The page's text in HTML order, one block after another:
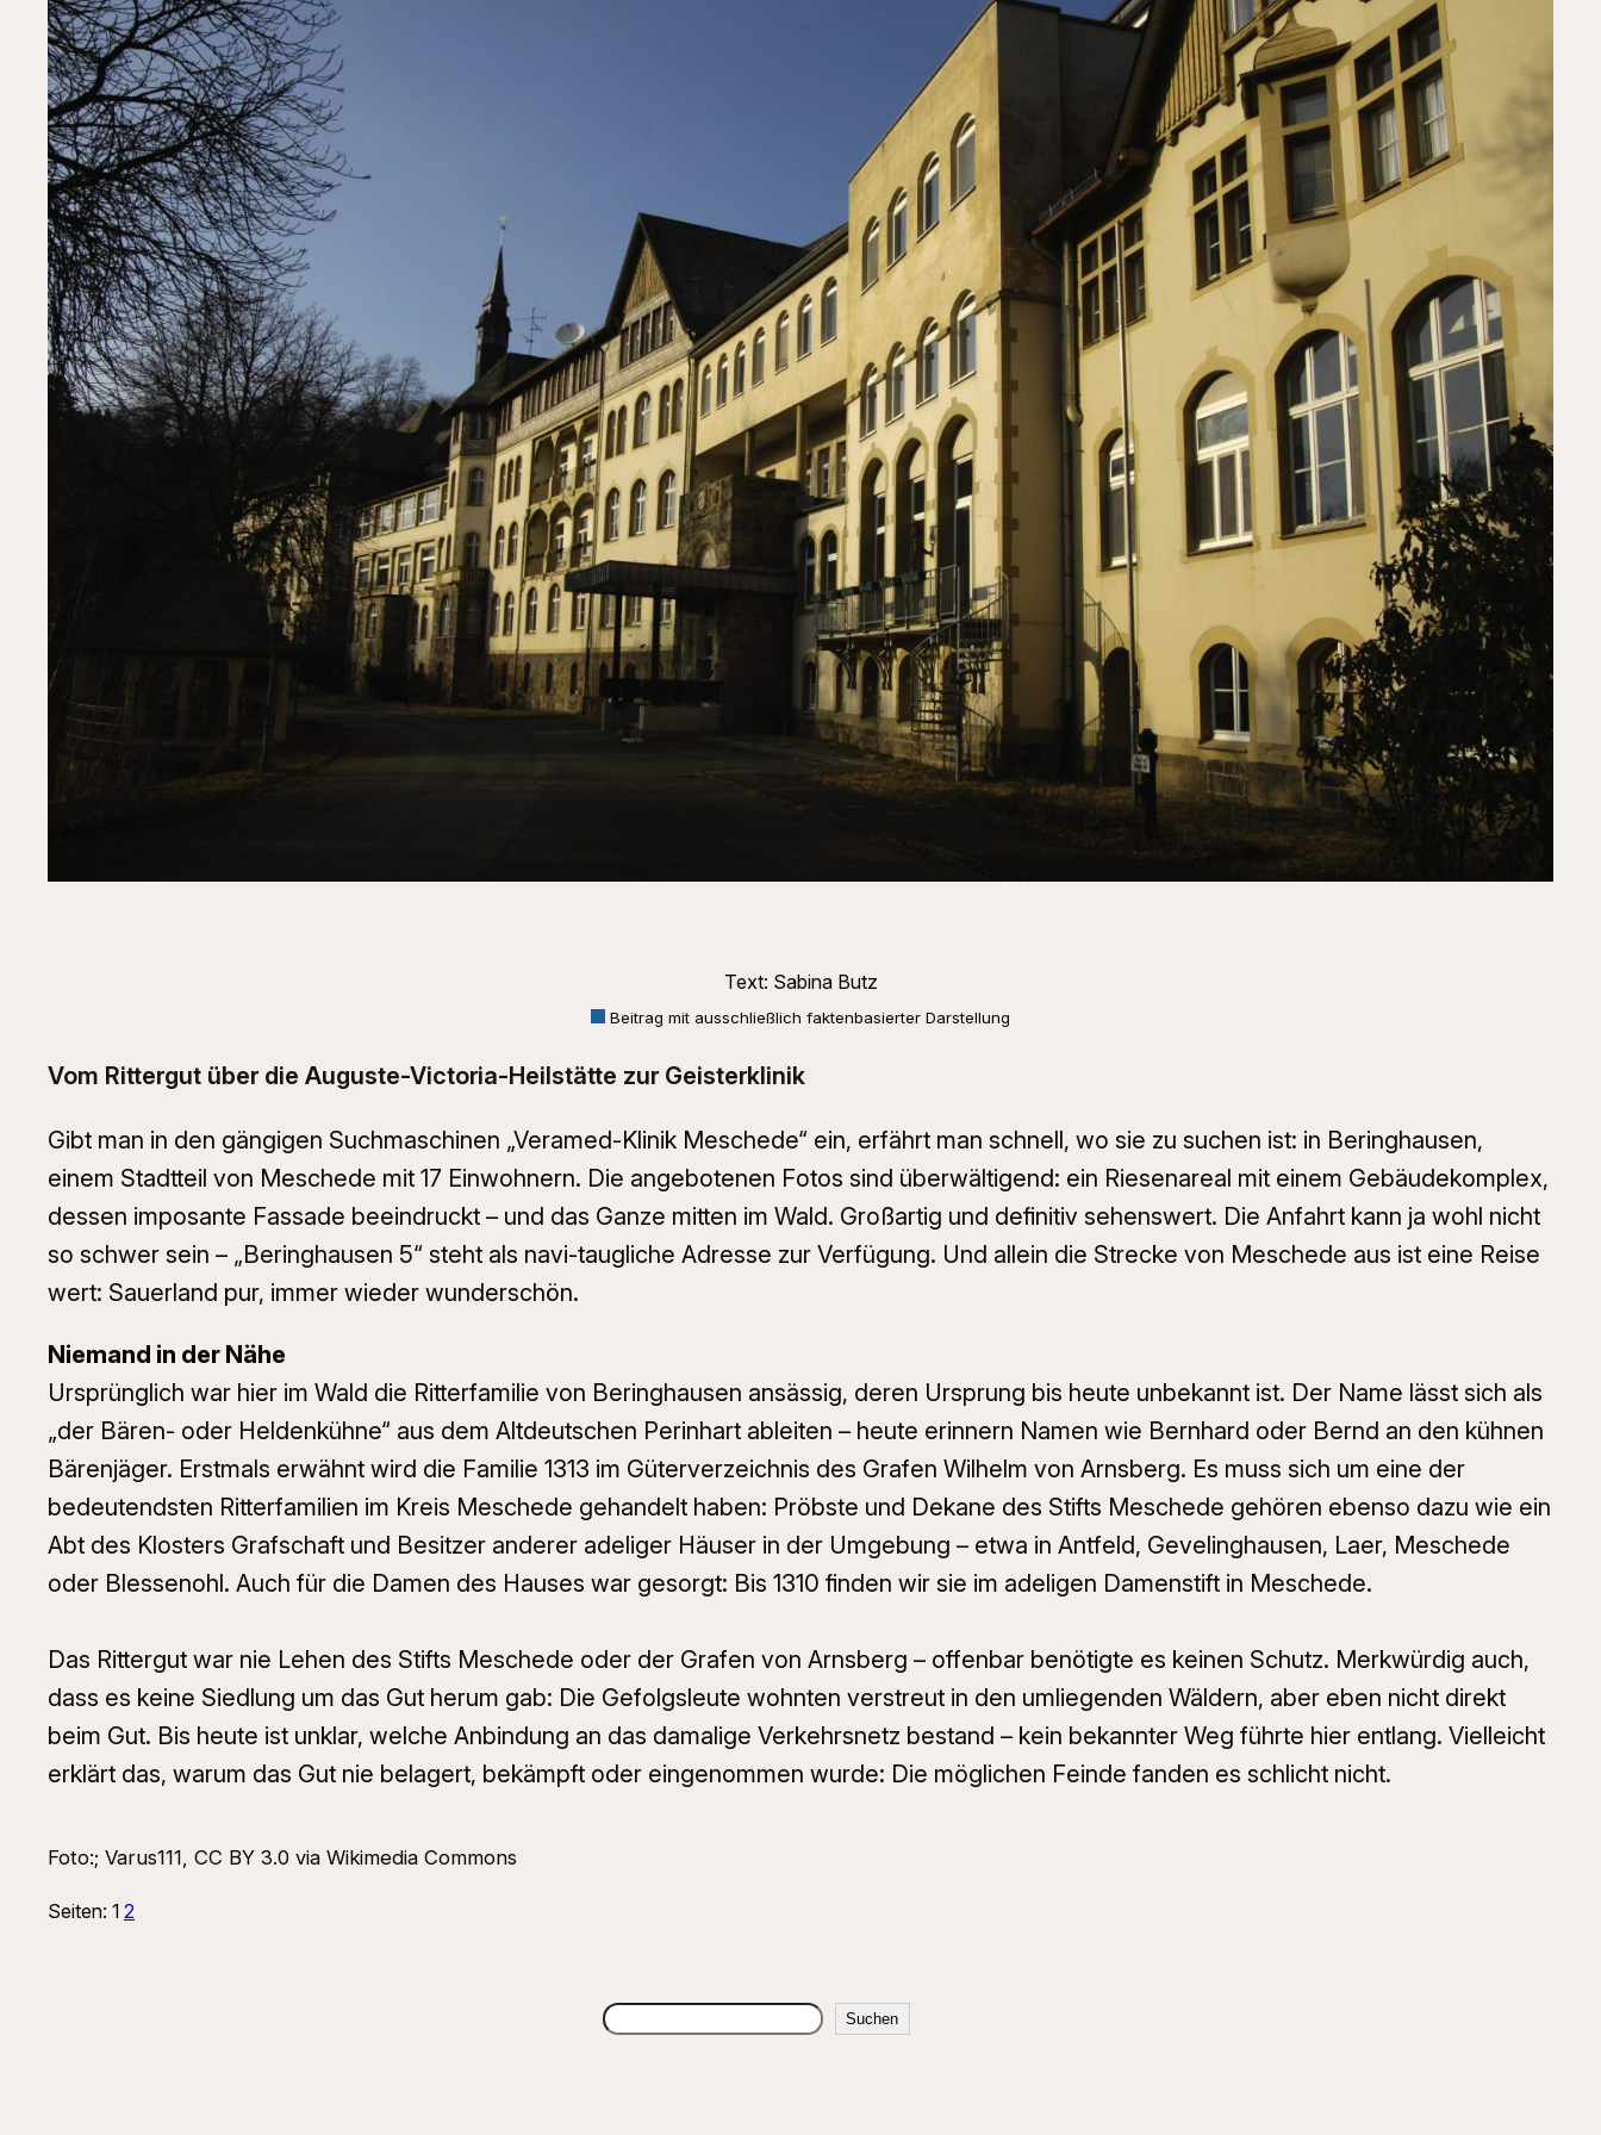
Text: Sabina Butz
Beitrag mit ausschließlich faktenbasierter Darstellung
Vom Rittergut über die Auguste-Victoria-Heilstätte zur Geisterklinik
Gibt man in den gängigen Suchmaschinen „Veramed-Klinik Meschede“ ein, erfährt man schnell, wo sie zu suchen ist: in Beringhausen,
einem Stadtteil von Meschede mit 17 Einwohnern. Die angebotenen Fotos sind überwältigend: ein Riesenareal mit einem Gebäudekomplex,
dessen imposante Fassade beeindruckt – und das Ganze mitten im Wald. Großartig und definitiv sehenswert. Die Anfahrt kann ja wohl nicht
so schwer sein – „Beringhausen 5“ steht als navi-taugliche Adresse zur Verfügung. Und allein die Strecke von Meschede aus ist eine Reise
wert: Sauerland pur, immer wieder wunderschön.
Niemand in der Nähe
Ursprünglich war hier im Wald die Ritterfamilie von Beringhausen ansässig, deren Ursprung bis heute unbekannt ist. Der Name lässt sich als
„der Bären- oder Heldenkühne“ aus dem Altdeutschen Perinhart ableiten – heute erinnern Namen wie Bernhard oder Bernd an den kühnen
Bärenjäger. Erstmals erwähnt wird die Familie 1313 im Güterverzeichnis des Grafen Wilhelm von Arnsberg. Es muss sich um eine der
bedeutendsten Ritterfamilien im Kreis Meschede gehandelt haben: Pröbste und Dekane des Stifts Meschede gehören ebenso dazu wie ein
Abt des Klosters Grafschaft und Besitzer anderer adeliger Häuser in der Umgebung – etwa in Antfeld, Gevelinghausen, Laer, Meschede
oder Blessenohl. Auch für die Damen des Hauses war gesorgt: Bis 1310 finden wir sie im adeligen Damenstift in Meschede.
Das Rittergut war nie Lehen des Stifts Meschede oder der Grafen von Arnsberg – offenbar benötigte es keinen Schutz. Merkwürdig auch,
dass es keine Siedlung um das Gut herum gab: Die Gefolgsleute wohnten verstreut in den umliegenden Wäldern, aber eben nicht direkt
beim Gut. Bis heute ist unklar, welche Anbindung an das damalige Verkehrsnetz bestand – kein bekannter Weg führte hier entlang. Vielleicht
erklärt das, warum das Gut nie belagert, bekämpft oder eingenommen wurde: Die möglichen Feinde fanden es schlicht nicht.
Foto:; Varus111, CC BY 3.0 via Wikimedia Commons
Seiten: 1 2
Suchen